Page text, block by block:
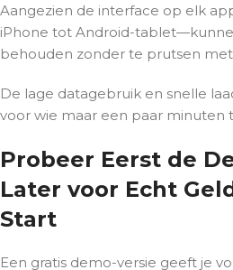
Aangezien de interface op elk
iPhone tot Android-
behouden zonder te prutsen
De lage datagebruik en snelle
voor wie maar een paar minuten
Probeer Eerst de
Later voor Echt
Start
Een gratis demo-versie geeft je